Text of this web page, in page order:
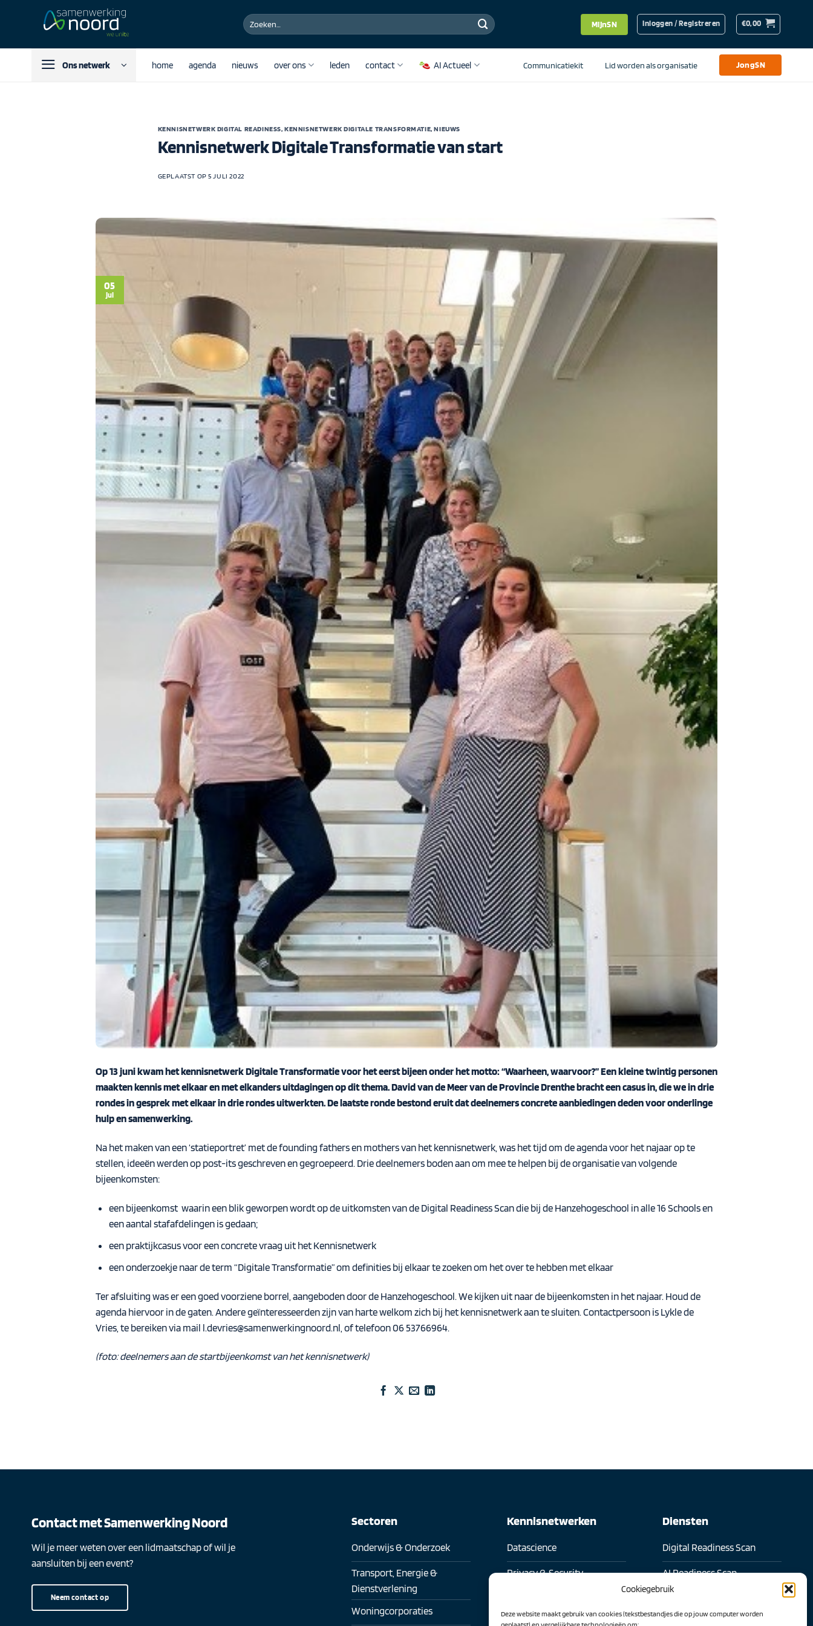
Cookiegebruik
Deze website maakt gebruik van cookies (tekstbestandjes die op jouw computer worden
Zoeken
naar:
MijnSN Inloggen / Registreren €0,00
Ons netwerk home agenda nieuws over ons leden contact AI Actueel Communicatiekit Lid worden als organisatie JongSN
KENNISNETWERK DIGITAL READINESS,KENNISNETWERK DIGITALE TRANSFORMATIE,NIEUWS
Kennisnetwerk Digitale Transformatie van start
GEPLAATST OP5 JULI 2022
05
jul
Op 13 juni kwam het kennisnetwerk Digitale Transformatie voor het eerst bijeen onder het motto: “Waarheen, waarvoor?” Een kleine twintig personen
maakten kennis met elkaar en met elkanders uitdagingen op dit thema. David van de Meer van de Provincie Drenthe bracht een casus in, die we in drie
rondes in gesprek met elkaar in drie rondes uitwerkten. De laatste ronde bestond eruit dat deelnemers concrete aanbiedingen deden voor onderlinge
hulp en samenwerking.
Na het maken van een ‘statieportret’ met de founding fathers en mothers van het kennisnetwerk, was het tijd om de agenda voor het najaar op te
stellen, ideeën werden op post-its geschreven en gegroepeerd. Drie deelnemers boden aan om mee te helpen bij de organisatie van volgende
bijeenkomsten:
een bijeenkomst waarin een blik geworpen wordt op de uitkomsten van de Digital Readiness Scan die bij de Hanzehogeschool in alle 16 Schools en
een aantal stafafdelingen is gedaan;
een praktijkcasus voor een concrete vraag uit het Kennisnetwerk
een onderzoekje naar de term “Digitale Transformatie” om definities bij elkaar te zoeken om het over te hebben met elkaar
Ter afsluiting was er een goed voorziene borrel, aangeboden door de Hanzehogeschool. We kijken uit naar de bijeenkomsten in het najaar. Houd de
agenda hiervoor in de gaten. Andere geïnteresseerden zijn van harte welkom zich bij het kennisnetwerk aan te sluiten. Contactpersoon is Lykle de
Vries, te bereiken via mail l.devries@samenwerkingnoord.nl , of telefoon 06 53766964.
(foto: deelnemers aan de startbijeenkomst van het kennisnetwerk)
Contact met Samenwerking Noord
Wil je meer weten over een lidmaatschap of wil je
aansluiten bij een event?
Neem contact op
Sectoren
Onderwijs & Onderzoek
Transport, Energie &
Dienstverlening
Woningcorporaties
Kennisnetwerken
Datascience
Privacy & Security
Digitale transformatie
Diensten
Digital Readiness Scan
AI Readiness Scan